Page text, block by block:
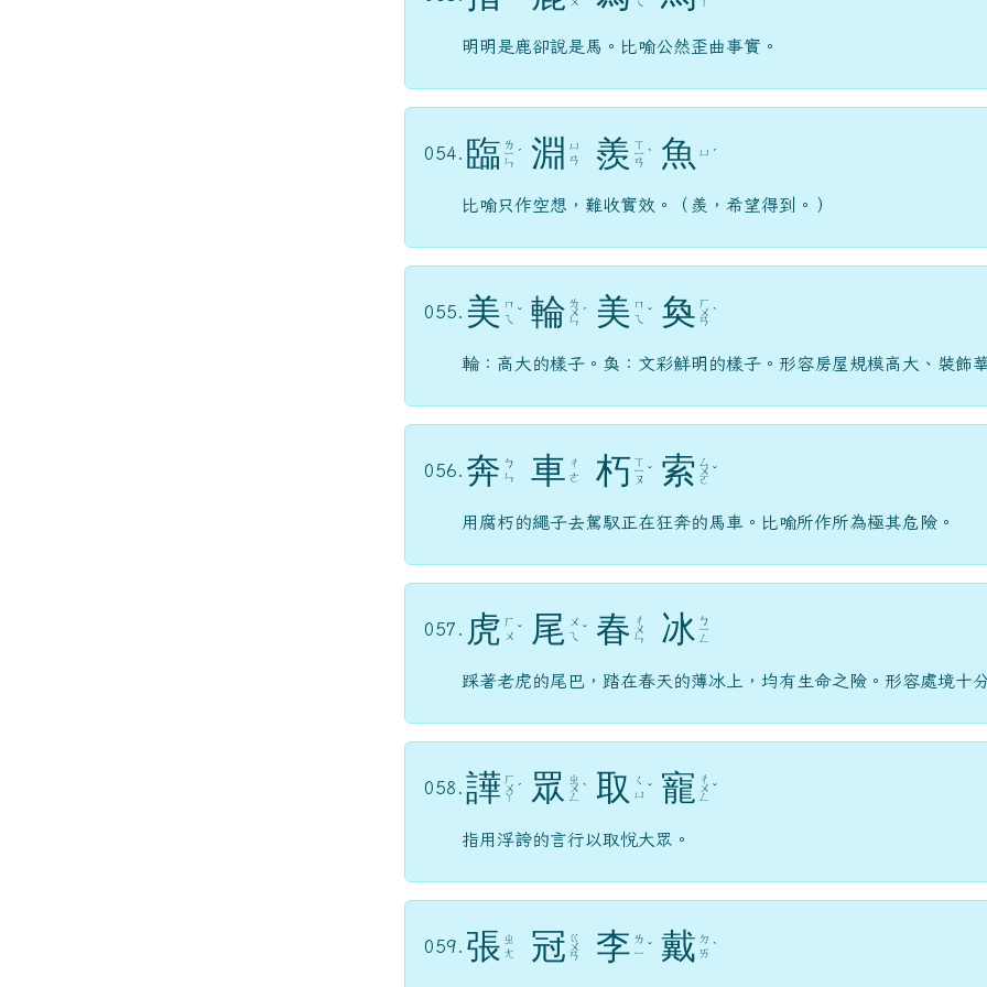
明明是鹿卻說是馬。比喻公然歪曲事實。
054. 臨 ㄌ
ㄧ
ㄣ
ˊ 淵 ㄩ
ㄢ
羨 ㄒ
ㄧ
ㄢ
ˋ 魚 ㄩ ˊ
比喻只作空想，難收實效。（羨，希望得到。）
055. 美 ㄇ
ㄟ ˇ 輪 ㄌ
ㄨ
ㄣ
ˊ 美 ㄇ
ㄟ ˇ 奐 ㄏ
ㄨ
ㄢ
ˋ
輪：高大的樣子。奐：文彩鮮明的樣子。形容房屋規模高大、裝飾
056. 奔 ㄅ
ㄣ
車 ㄔ
ㄜ
朽 ㄒ
ㄧ
ㄡ
ˇ 索 ㄙ
ㄨ
ㄛ
ˇ
用腐朽的繩子去駕馭正在狂奔的馬車。比喻所作所為極其危險。
057. 虎 ㄏ
ㄨ ˇ 尾 ㄨ
ㄟ ˇ 春 ㄔ
ㄨ
ㄣ 冰 ㄅ
ㄧ
ㄥ
踩著老虎的尾巴，踏在春天的薄冰上，均有生命之險。形容處境十
058. 譁 ㄏ
ㄨ
ㄚ
ˊ 眾 ㄓ
ㄨ
ㄥ
ˋ 取
ㄑ
ㄩ ˇ 寵 ㄔ
ㄨ
ㄥ
ˇ
指用浮誇的言行以取悅大眾。
059. 張 ㄓ
ㄤ
冠 ㄍ
ㄨ
ㄢ 李 ㄌ
ㄧ ˇ 戴 ㄉ
ㄞ ˋ